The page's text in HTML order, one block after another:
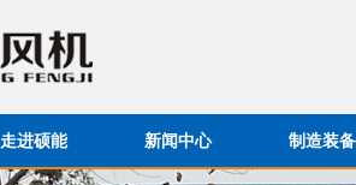
走进硕能 新闻中心 制造装备